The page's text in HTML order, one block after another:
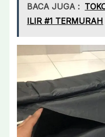
BACA JUGA :
ILIR #1 TERMURAH